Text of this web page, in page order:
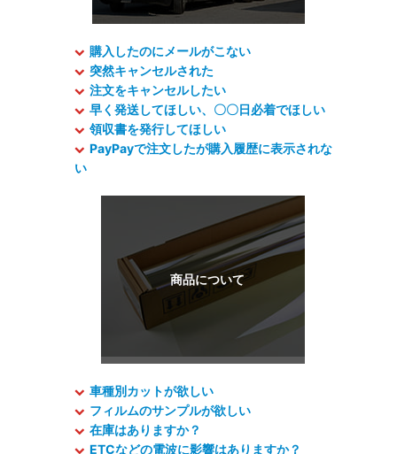
購入したのにメールがこない
突然キャンセルされた
注文をキャンセルしたい
早く発送してほしい、〇〇日必着でほしい
領収書を発行してほしい
PayPayで注文したが購入履歴に表示されな
い
車種別カットが欲しい
フィルムのサンプルが欲しい
在庫はありますか？
ETCなどの電波に影響はありますか？